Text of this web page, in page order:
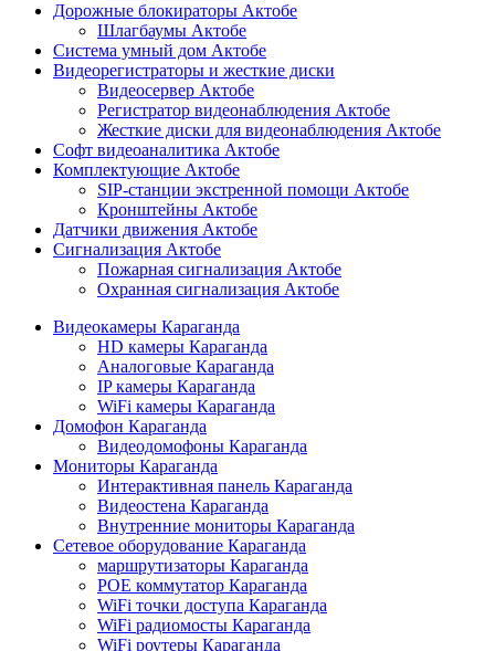
Дорожные блокираторы Актобе
Шлагбаумы Актобе
Система умный дом Актобе
Видеорегистраторы и жесткие диски
Видеосервер Актобе
Регистратор видеонаблюдения Актобе
Жесткие диски для видеонаблюдения Актобе
Софт видеоаналитика Актобе
Комплектующие Актобе
SIP-станции экстренной помощи Актобе
Кронштейны Актобе
Датчики движения Актобе
Сигнализация Актобе
Пожарная сигнализация Актобе
Охранная сигнализация Актобе
Видеокамеры Караганда
HD камеры Караганда
Аналоговые Караганда
IP камеры Караганда
WiFi камеры Караганда
Домофон Караганда
Видеодомофоны Караганда
Мониторы Караганда
Интерактивная панель Караганда
Видеостена Караганда
Внутренние мониторы Караганда
Сетевое оборудование Караганда
маршрутизаторы Караганда
POE коммутатор Караганда
WiFi точки доступа Караганда
WiFi радиомосты Караганда
WiFi роутеры Караганда